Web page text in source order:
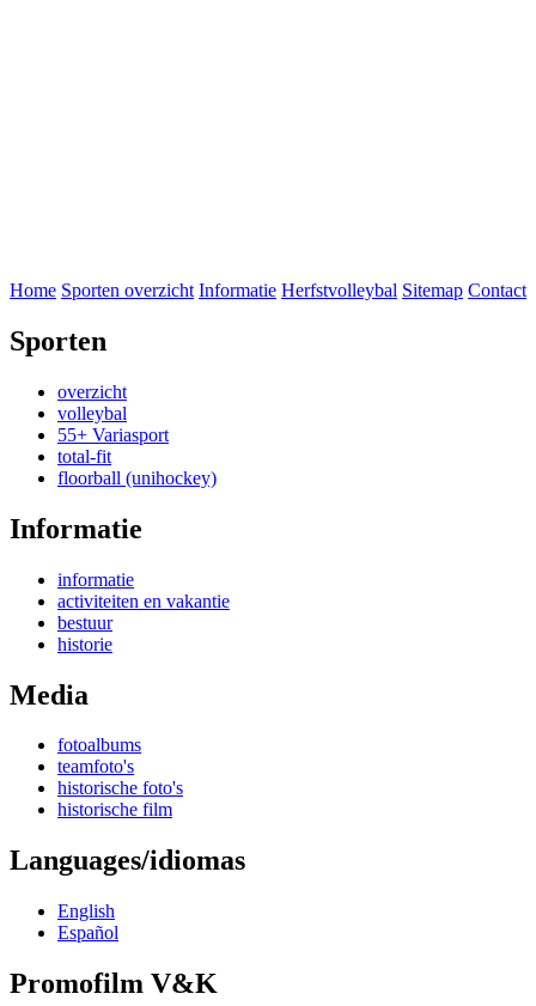
Home Sporten overzicht Informatie Herfstvolleybal Sitemap Contact
Sporten
overzicht
volleybal
55+ Variasport
total-fit
floorball (unihockey)
Informatie
informatie
activiteiten en vakantie
bestuur
historie
Media
fotoalbums
teamfoto's
historische foto's
historische film
Languages/idiomas
English
Español
Promofilm V&K